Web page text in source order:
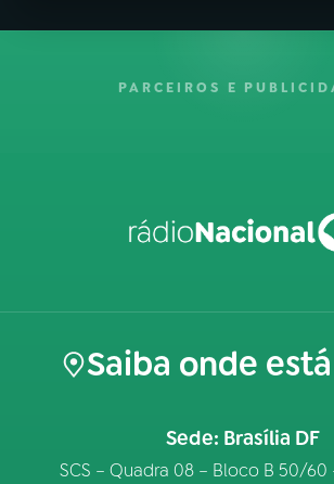
PARCEIROS E
Saiba onde está
Sede: Brasília DF
SCS – Quadra 08 – Bloco B 50/60